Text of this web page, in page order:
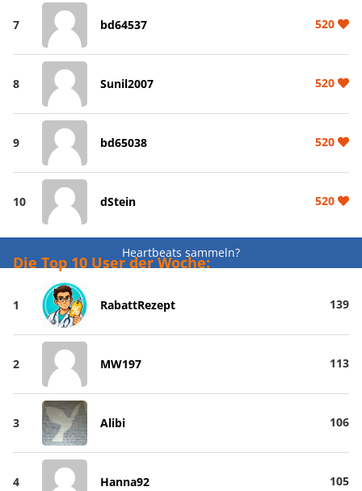
7 bd64537 520
8 Sunil2007 520
9 bd65038 520
10 dStein 520
Heartbeats sammeln?
Die Top 10 User der Woche:
1 RabattRezept 139
2 MW197 113
3 Alibi 106
4 Hanna92 105